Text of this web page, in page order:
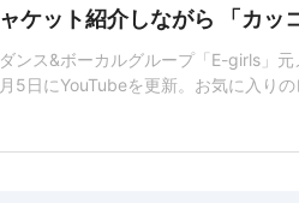
ャケット紹介しながら 「カッ
ダンス&ボーカルグループ「E-girls」
月5日にYouTubeを更新。お気に入り
まわりのタトゥーがチラ見えする一幕
ちも」藤井さんは4月28日から、